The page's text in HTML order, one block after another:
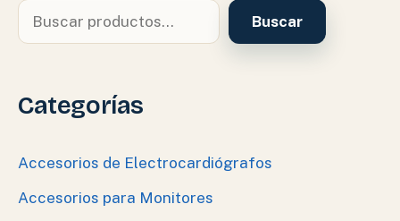
Buscar
Categorías
Accesorios de Electrocardiógrafos
Accesorios para Monitores